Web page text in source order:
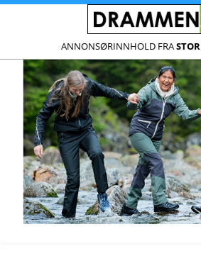
ANNONSØRINNHOLD FRA